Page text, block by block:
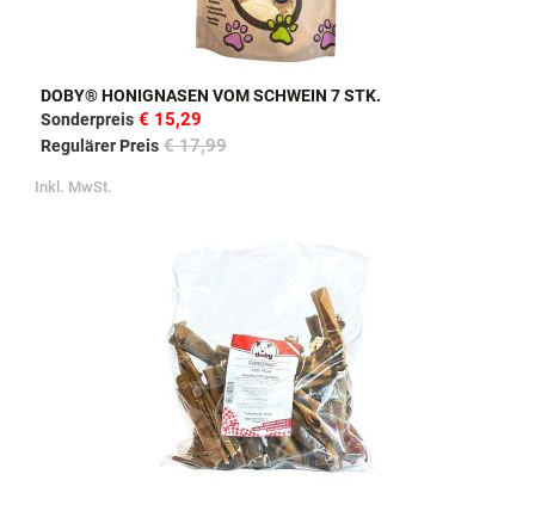
DOBY® HONIGNASEN VOM SCHWEIN 7 STK.
Sonderpreis € 15,29
Regulärer Preis € 17,99
Inkl. MwSt.